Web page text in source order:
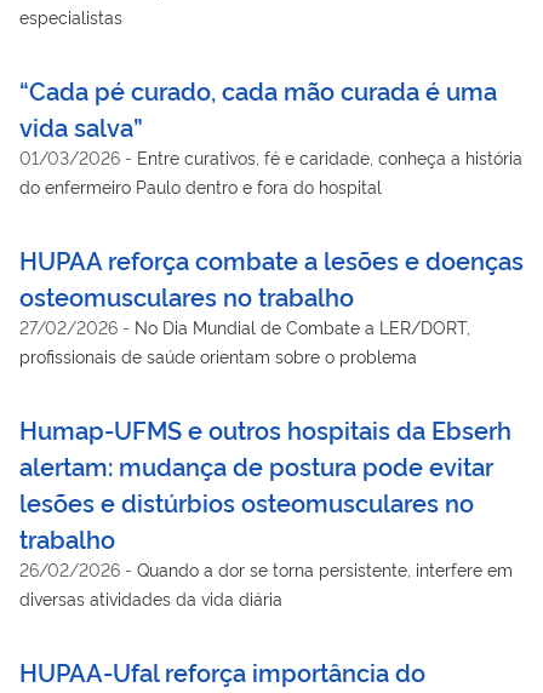
especialistas
“Cada pé curado, cada mão curada é uma
vida salva”
01/03/2026 - Entre curativos, fé e caridade, conheça a história
do enfermeiro Paulo dentro e fora do hospital
HUPAA reforça combate a lesões e doenças
osteomusculares no trabalho
27/02/2026 - No Dia Mundial de Combate a LER/DORT,
profissionais de saúde orientam sobre o problema
Humap-UFMS e outros hospitais da Ebserh
alertam: mudança de postura pode evitar
lesões e distúrbios osteomusculares no
trabalho
26/02/2026 - Quando a dor se torna persistente, interfere em
diversas atividades da vida diária
HUPAA-Ufal reforça importância do